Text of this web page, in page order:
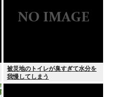
被災地のトイレが臭すぎて水分を
我慢してしまう